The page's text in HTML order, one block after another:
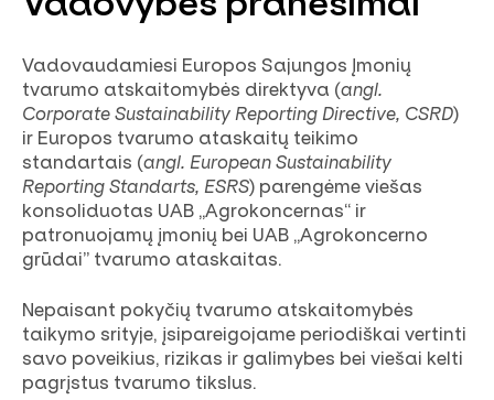
Vadovaudamiesi Europos Sajungos Įmonių
tvarumo atskaitomybės direktyva (angl.
Corporate Sustainability Reporting Directive, CSRD)
ir Europos tvarumo ataskaitų teikimo
standartais (angl. European Sustainability
Reporting Standarts, ESRS) parengėme viešas
konsoliduotas UAB „Agrokoncernas“ ir
patronuojamų įmonių bei UAB „Agrokoncerno
grūdai” tvarumo ataskaitas.
Nepaisant pokyčių tvarumo atskaitomybės
taikymo srityje, įsipareigojame periodiškai vertinti
savo poveikius, rizikas ir galimybes bei viešai kelti
pagrįstus tvarumo tikslus.